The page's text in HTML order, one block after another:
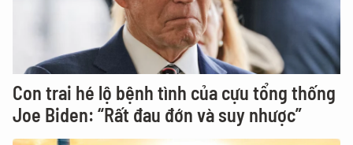
Con trai hé lộ bệnh tình của cựu tổng thống
Joe Biden: “Rất đau đớn và suy nhược”